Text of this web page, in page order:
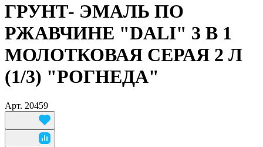
ГРУНТ- ЭМАЛЬ ПО
РЖАВЧИНЕ "DALI" 3 В 1
МОЛОТКОВАЯ СЕРАЯ 2 Л
(1/3) "РОГНЕДА"
Арт. 20459